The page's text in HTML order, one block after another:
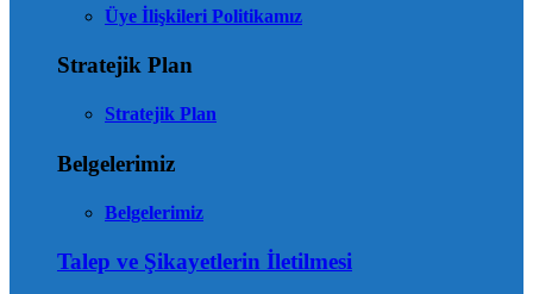
Üye İlişkileri Politikamız
Stratejik Plan
Stratejik Plan
Belgelerimiz
Belgelerimiz
Talep ve Şikayetlerin İletilmesi